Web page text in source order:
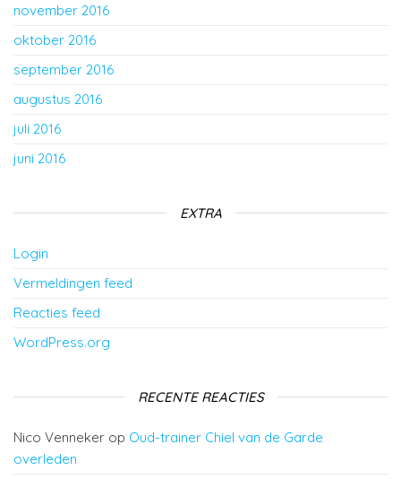
november 2016
oktober 2016
september 2016
augustus 2016
juli 2016
juni 2016
EXTRA
Login
Vermeldingen feed
Reacties feed
WordPress.org
RECENTE REACTIES
Nico Venneker op Oud-trainer Chiel van de Garde
overleden